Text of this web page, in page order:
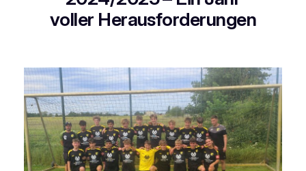
voller Herausforderungen